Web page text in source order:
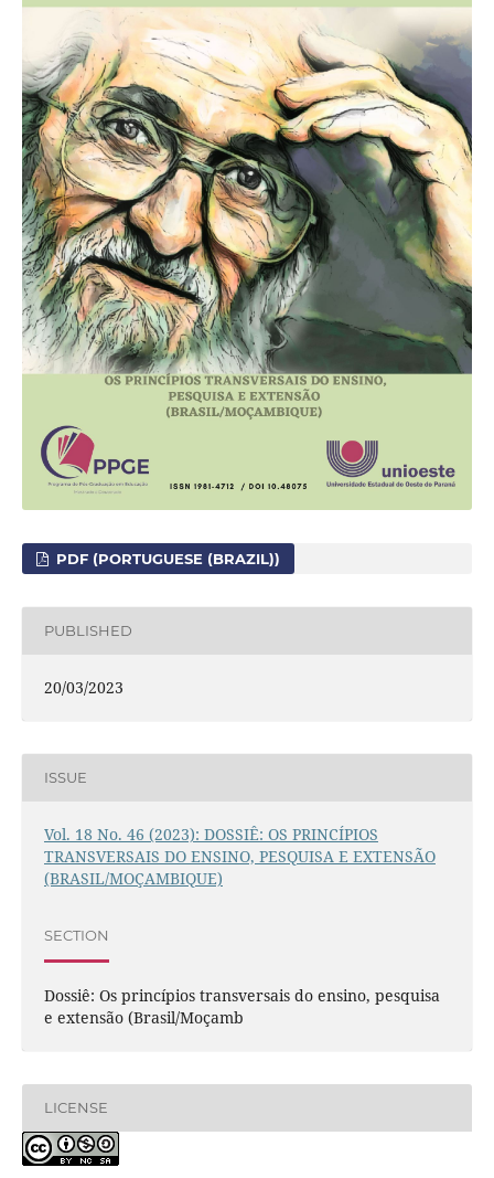
PDF (PORTUGUESE (BRAZIL))
PUBLISHED
20/03/2023
ISSUE
Vol. 18 No. 46 (2023): DOSSIÊ: OS PRINCÍPIOS
TRANSVERSAIS DO ENSINO, PESQUISA E EXTENSÃO
(BRASIL/MOÇAMBIQUE)
SECTION
Dossiê: Os princípios transversais do ensino, pesquisa
e extensão (Brasil/Moçamb
LICENSE